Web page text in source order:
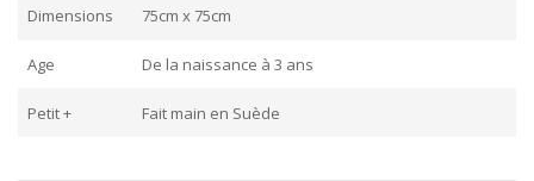
Dimensions 75cm x 75cm
Age De la naissance à 3 ans
Petit + Fait main en Suède